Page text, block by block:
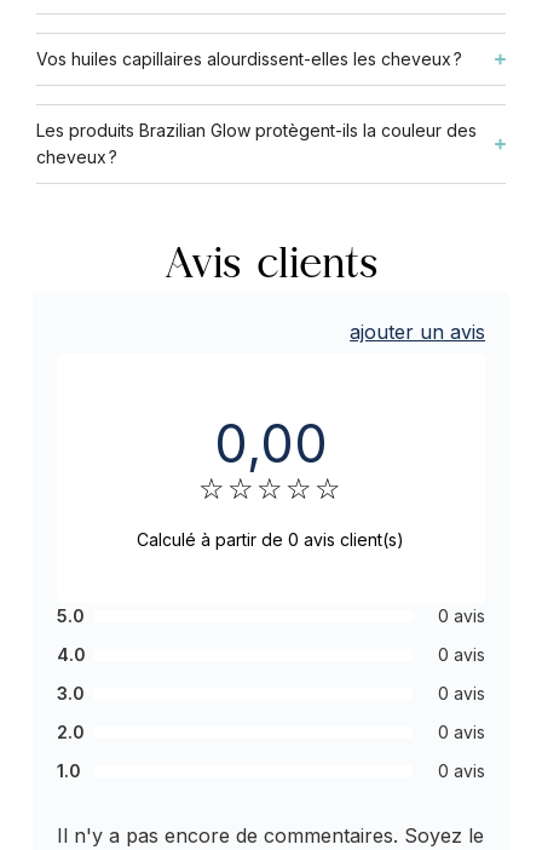
Vos huiles capillaires alourdissent-elles les cheveux ?
Les produits Brazilian Glow protègent-ils la couleur des
cheveux ?
Avis clients
ajouter un avis
0,00
☆ ☆ ☆ ☆ ☆
Calculé à partir de 0 avis client(s)
5.0
0 avis
4.0
0 avis
3.0
0 avis
2.0
0 avis
1.0
0 avis
Il n'y a pas encore de commentaires. Soyez le